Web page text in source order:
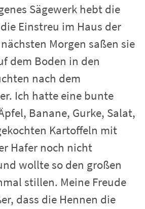
Sägewerk hebt die
Einstreu im Haus der
Morgen saßen sie
dem Boden in den
nach dem
Ich hatte eine bunte
Banane, Gurke, Salat,
Kartoffeln mit
Hafer noch nicht
wollte so den großen
stillen. Meine Freude
dass die Hennen die